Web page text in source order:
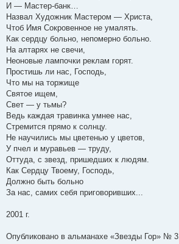
И — Мастер-банк…
Назвал Художник Мастером — Христа,
Чтоб Имя Сокровенное не умалять.
Как сердцу больно, непомерно больно.
На алтарях не свечи,
Неоновые лампочки реклам горят.
Простишь ли нас, Господь,
Что мы на торжище
Святое ищем,
Свет — у тьмы?
Ведь каждая травинка умнее нас,
Стремится прямо к солнцу.
Не научились мы цветенью у цветов,
У пчел и муравьев — труду,
Оттуда, с звезд, пришедших к людям.
Как Сердцу Твоему, Господь,
Должно быть больно
За нас, самих себя приговоривших...
2001 г.
Опубликовано в альманахе «Звезды Гор» № 3.